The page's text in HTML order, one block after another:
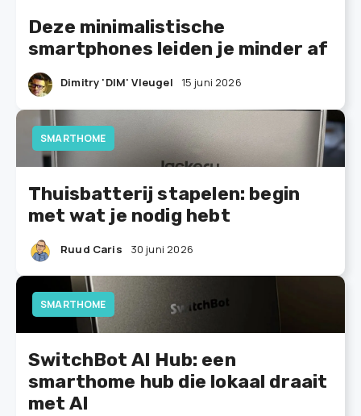
Deze minimalistische
smartphones leiden je minder af
Dimitry 'DIM' Vleugel 15 juni 2026
SMARTHOME
Thuisbatterij stapelen: begin
met wat je nodig hebt
Ruud Caris 30 juni 2026
SMARTHOME
SwitchBot AI Hub: een
smarthome hub die lokaal draait
met AI